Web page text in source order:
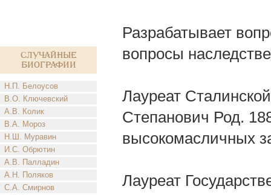
Случайные
биографии
Н.П. Белоусов
В.О. Ключевский
А.В. Колик
В.А. Мороз
Н.Ш. Муравин
И.С. Обрютин
А.В. Палладин
А.Н. Поляков
С.А. Смирнов
Разрабатывает
вопросы
Лауреат
Степанович Род.
высокомасличных
Лауреат